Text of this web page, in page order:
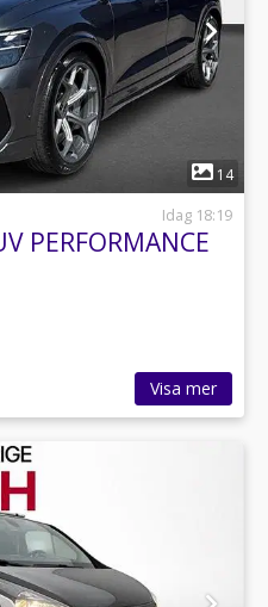
14
Idag 18:19
PERFORMANCE
Visa mer